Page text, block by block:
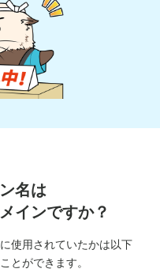
名は
インですか？
使用されていたかは以下
とができます。